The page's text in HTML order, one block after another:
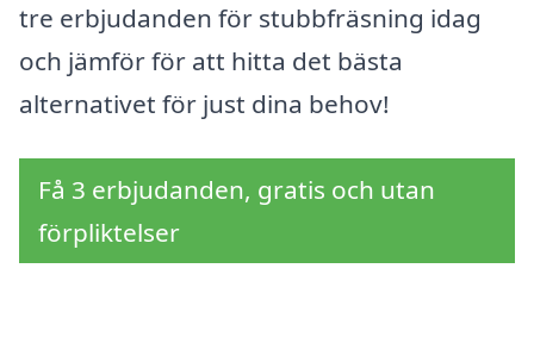
tre erbjudanden för stubbfräsning idag
och jämför för att hitta det bästa
alternativet för just dina behov!
Få 3 erbjudanden, gratis och utan
förpliktelser